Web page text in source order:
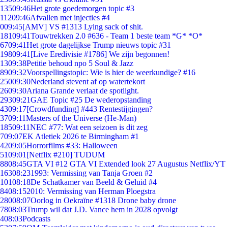
13509:46Het grote goedemorgen topic #3
11209:46Afvallen met injecties #4
009:45[AMV] VS #1313 Lying sack of shit.
18109:41Touwtrekken 2.0 #636 - Team 1 beste team *G* *O*
6709:41Het grote dagelijkse Trump nieuws topic #31
19809:41 [Live Eredivisie #1786] We zijn begonnen!
1309:38Petitie behoud npo 5 Soul & Jazz
8909:32Voorspellingstopic: Wie is hier de weerkundige? #16
25009:30Nederland stevent af op watertekort
2609:30Ariana Grande verlaat de spotlight.
29309:21GAE Topic #25 De wederopstanding
4309:17[Crowdfunding] #443 Rentestijgingen?
3709:11Masters of the Universe (He-Man)
18509:11NEC #77: Wat een seizoen is dit zeg
709:07EK Atletiek 2026 te Birmingham #1
4209:05Horrorfilms #33: Halloween
5109:01 [Netflix #210] TUDUM
8808:45GTA VI #12 GTA VI Extended look 27 Augustus Netflix/YT
16308:231993: Vermissing van Tanja Groen #2
10108:18De Schatkamer van Beeld & Geluid #4
8408:152010: Vermissing van Herman Ploegstra
28008:07Oorlog in Oekraïne #1318 Drone baby drone
7808:03Trump wil dat J.D. Vance hem in 2028 opvolgt
408:03Podcasts